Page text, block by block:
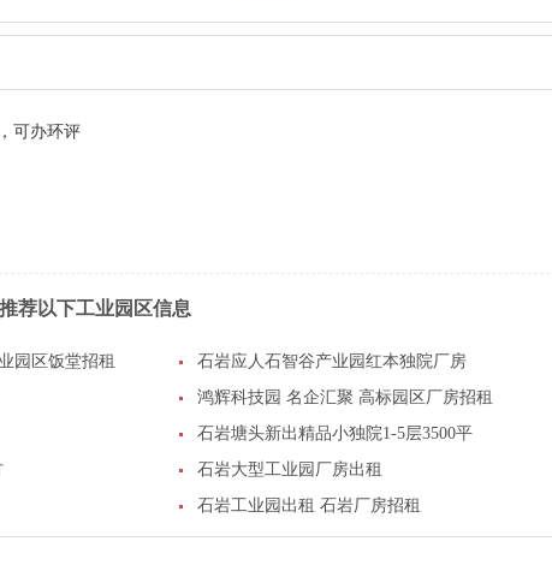
可办环评
荐以下工业园区信息
园区饭堂招租
石岩应人石智谷产业园红本独院厂房
鸿辉科技园 名企汇聚 高标园区厂房招租
石岩塘头新出精品小独院1-5层3500平
石岩大型工业园厂房出租
石岩工业园出租 石岩厂房招租